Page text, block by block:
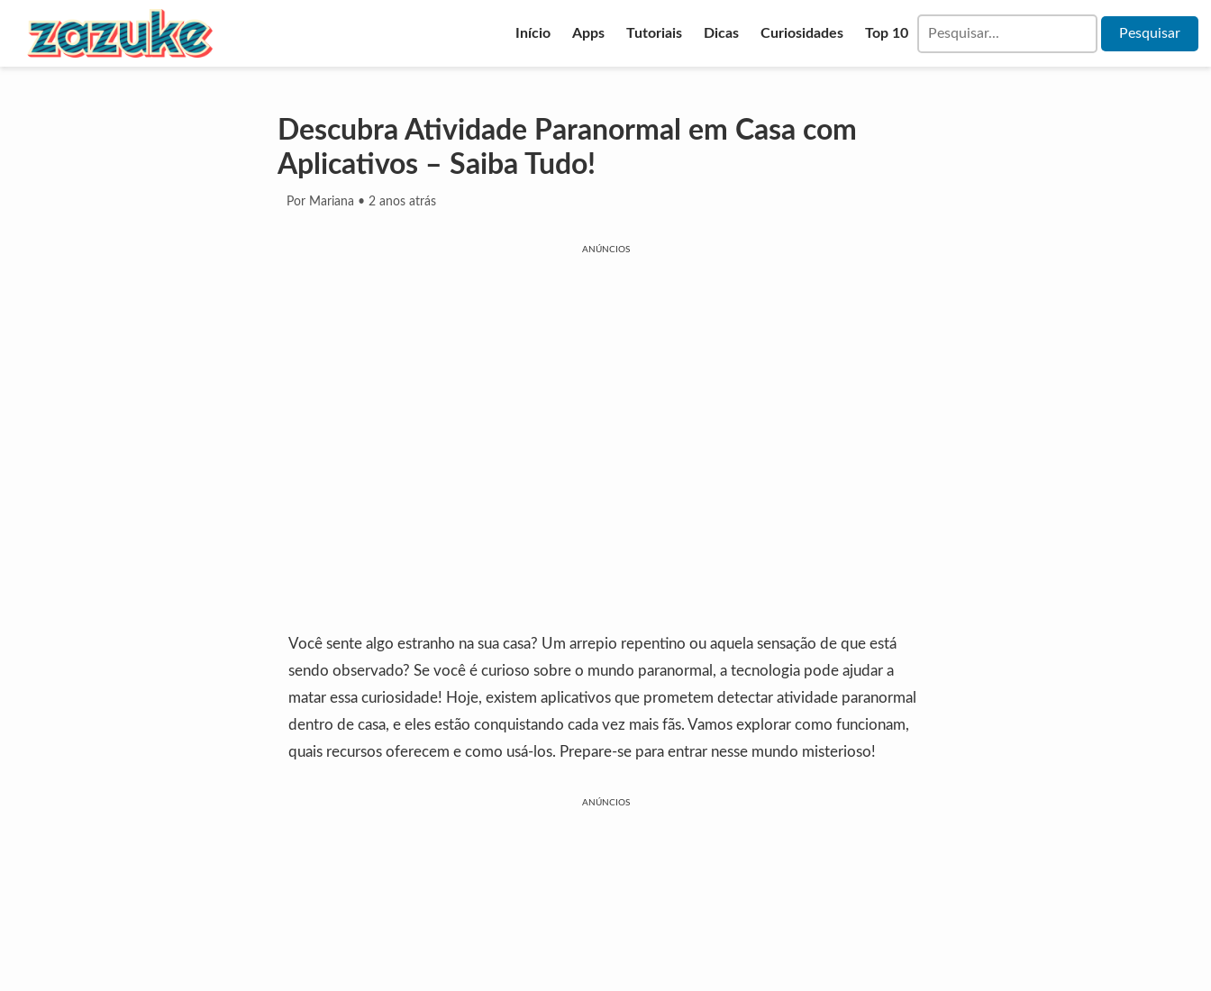
Início Apps Tutoriais Dicas Curiosidades Top 10
Descubra Atividade Paranormal em Casa com
Aplicativos – Saiba Tudo!
Por Mariana • 2 anos atrás
ANÚNCIOS
Você sente algo estranho na sua casa? Um arrepio repentino ou aquela sensação de que está
sendo observado? Se você é curioso sobre o mundo paranormal, a tecnologia pode ajudar a
matar essa curiosidade! Hoje, existem aplicativos que prometem detectar atividade paranormal
dentro de casa, e eles estão conquistando cada vez mais fãs. Vamos explorar como funcionam,
quais recursos oferecem e como usá-los. Prepare-se para entrar nesse mundo misterioso!
ANÚNCIOS